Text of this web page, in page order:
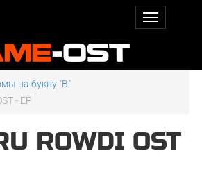
на букву "B"
- EP
ROWDI OST